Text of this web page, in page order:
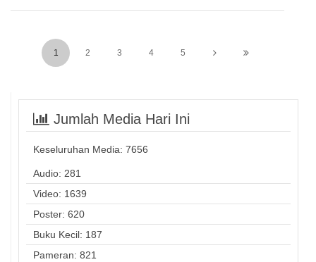
1 2 3 4 5
Jumlah Media Hari Ini
Keseluruhan Media: 7656
Audio: 281
Video: 1639
Poster: 620
Buku Kecil: 187
Pameran: 821